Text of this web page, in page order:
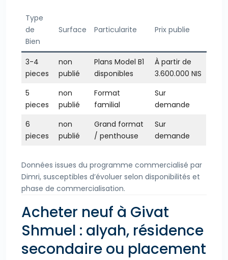
Type
de
Bien
Surface Particularite Prix publie
3-4
pieces
non
publié
Plans Model B1
disponibles
À partir de
3.600.000 NIS
5
pieces
non
publié
Format
familial
Sur
demande
6
pieces
non
publié
Grand format
/ penthouse
Sur
demande
Données issues du programme commercialisé par
Dimri, susceptibles d’évoluer selon disponibilités et
phase de commercialisation.
Acheter neuf à Givat
Shmuel : alyah, résidence
secondaire ou placement